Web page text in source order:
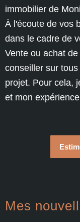
immobilier de
À l'écoute de vos
dans le cadre de
Vente ou achat
conseiller sur
projet. Pour cela,
et mon
Mes